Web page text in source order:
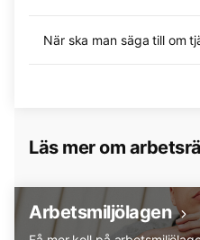
När ska man säga till om
Läs mer om
Arbetsmiljölagen